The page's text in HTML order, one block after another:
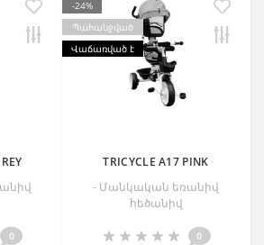
0
-24%
Պահանջված
Վաճառված է
TRICYCLE A17 PINK
- Մանկական եռանիվ
հեծանիվ
0